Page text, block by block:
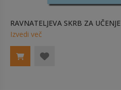
RAVNATELJEVA SKRB ZA UČENJE
Izvedi več